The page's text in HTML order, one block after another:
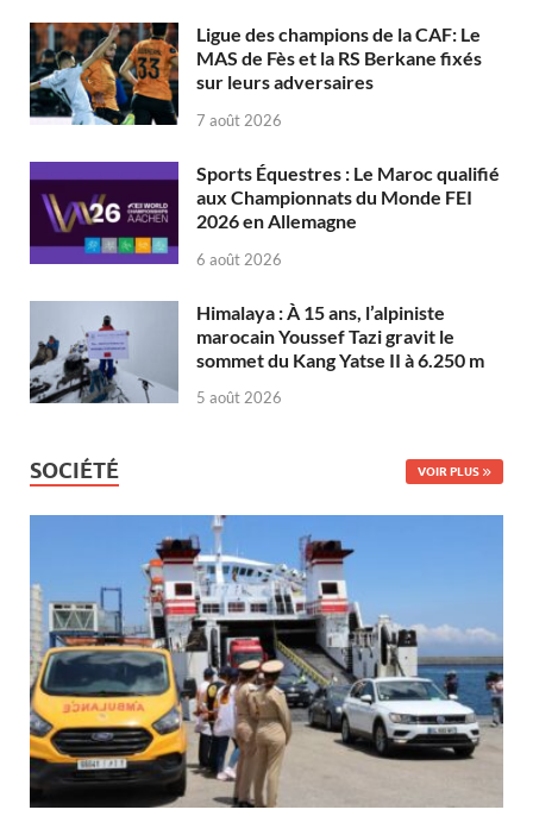
Ligue des champions de la CAF: Le
MAS de Fès et la RS Berkane fixés
sur leurs adversaires
7 août 2026
Sports Équestres : Le Maroc qualifié
aux Championnats du Monde FEI
2026 en Allemagne
6 août 2026
Himalaya : À 15 ans, l’alpiniste
marocain Youssef Tazi gravit le
sommet du Kang Yatse II à 6.250 m
5 août 2026
SOCIÉTÉ VOIR PLUS